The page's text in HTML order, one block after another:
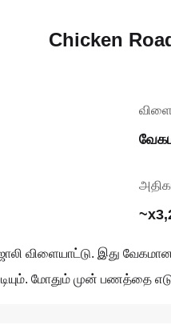
Chicken
ஜாலி விளையாட்டு. இது
மோதும் முன் பணத்தை